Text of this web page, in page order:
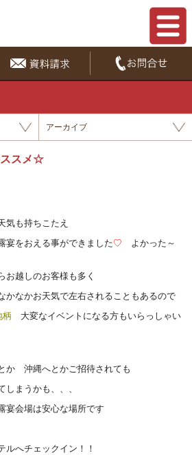
アーカイブ
ススメ☆
も持ちこたえ
をおえる事ができました♡ よかった～
越しのお客様も多く
なかお天気で左右されることもあるので
柄 大変なイベントになる方もいらっしゃい
か 沖縄へとかご招待されても
まうかも、、、
会場は安心な場所です
ルへチェックイン！！